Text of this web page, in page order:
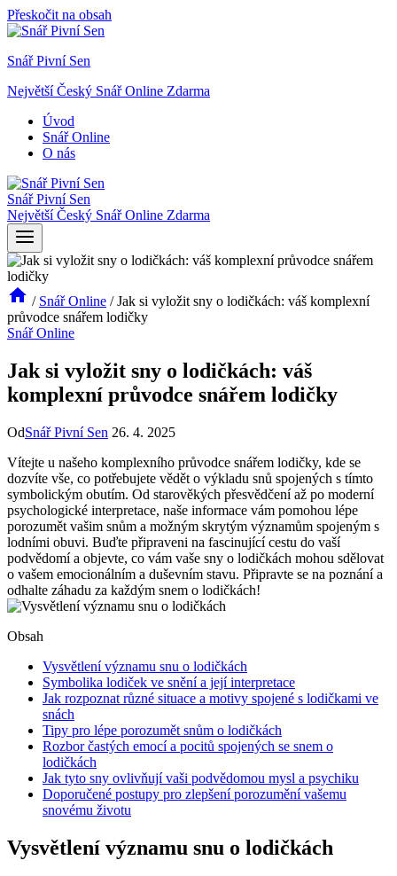
Přeskočit na obsah
Snář Pivní Sen
Největší Český Snář Online Zdarma
Úvod
Snář Online
O nás
Snář Pivní Sen
Největší Český Snář Online Zdarma
/ Snář Online / Jak si vyložit sny o lodičkách: váš komplexní
průvodce snářem lodičky
Snář Online
Jak si vyložit sny o lodičkách: váš
komplexní průvodce snářem lodičky
OdSnář Pivní Sen 26. 4. 2025
Vítejte u našeho komplexního průvodce snářem lodičky, kde se
dozvíte vše, co potřebujete vědět o výkladu snů spojených s tímto
symbolickým obutím. Od starověkých přesvědčení až po moderní
psychologické interpretace, naše informace vám pomohou lépe
porozumět vašim snům a možným skrytým významům spojeným s
lodními obuvi. Buďte připraveni na fascinující cestu do vaší
podvědomí a objevte, co vám vaše sny o lodičkách mohou sdělovat
o vašem emocionálním a duševním stavu. Připravte se na poznání a
odhalte záhadu za každým snem o lodičkách!
Obsah
Vysvětlení významu snu o lodičkách
Symbolika lodiček ve snění a její interpretace
Jak rozpoznat různé situace a motivy spojené s lodičkami ve
snách
Tipy pro lépe porozumět snům o lodičkách
Rozbor častých emocí a pocitů spojených se snem o
lodičkách
Jak tyto sny ovlivňují vaši podvědomou mysl a psychiku
Doporučené postupy pro zlepšení porozumění vašemu
snovému životu
Vysvětlení významu snu o lodičkách